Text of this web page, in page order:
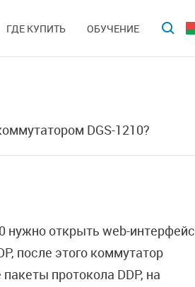
ГДЕ КУПИТЬ ОБУЧЕНИЕ
DGS-1210?
нужно открыть web-интерфейс
после этого коммутатор
протокола DDP, на